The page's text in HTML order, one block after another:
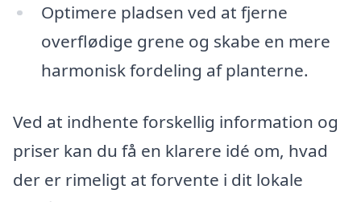
Optimere pladsen ved at fjerne
overflødige grene og skabe en mere
harmonisk fordeling af planterne.
Ved at indhente forskellig information og
priser kan du få en klarere idé om, hvad
der er rimeligt at forvente i dit lokale